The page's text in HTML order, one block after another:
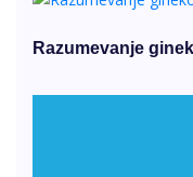
Razumevanje